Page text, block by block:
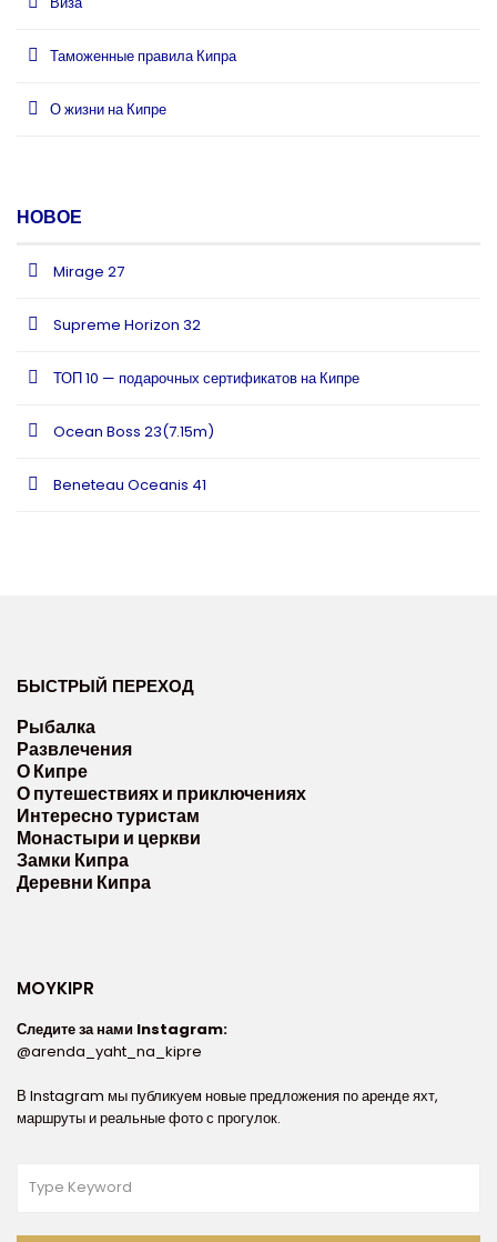
Таможенные правила Кипра
О жизни на Кипре
НОВОЕ
Mirage 27
Supreme Horizon 32
ТОП 10 — подарочных сертификатов на Кипре
Ocean Boss 23(7.15m)
Beneteau Oceanis 41
БЫСТРЫЙ ПЕРЕХОД
Рыбалка
Развлечения
О Кипре
О путешествиях и приключениях
Интересно туристам
Монастыри и церкви
Замки Кипра
Деревни Кипра
MOYKIPR
Следите за нами Instagram:
@arenda_yaht_na_kipre
В Instagram мы публикуем новые предложения по аренде яхт,
маршруты и реальные фото с прогулок.